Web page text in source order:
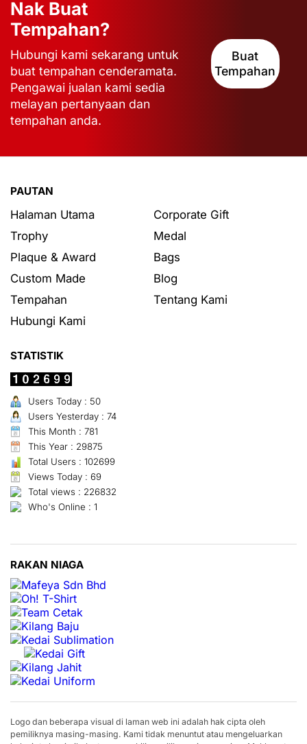
Nak Buat
Tempahan?
Hubungi kami sekarang untuk
buat tempahan cenderamata.
Pengawai jualan kami sedia
melayan pertanyaan dan
tempahan anda.
Buat
Tempahan
PAUTAN
Halaman Utama
Corporate Gift
Trophy
Medal
Plaque & Award
Bags
Custom Made
Blog
Tempahan
Tentang Kami
Hubungi Kami
STATISTIK
Users Today : 50
Users Yesterday : 74
This Month : 781
This Year : 29875
Total Users : 102699
Views Today : 69
Total views : 226832
Who's Online : 1
RAKAN NIAGA
Logo dan beberapa visual di laman web ini adalah hak cipta oleh
pemiliknya masing-masing. Kami tidak menuntut atau mengeluarkan